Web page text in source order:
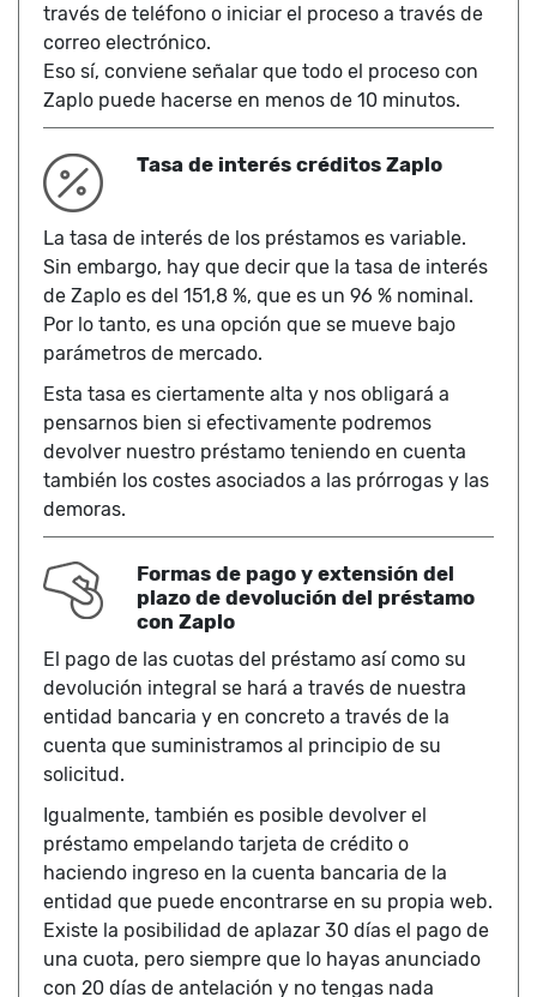
través de teléfono o iniciar el proceso a través de
correo electrónico.
Eso sí, conviene señalar que todo el proceso con
Zaplo puede hacerse en menos de 10 minutos.
Tasa de interés créditos Zaplo
La tasa de interés de los préstamos es variable.
Sin embargo, hay que decir que la tasa de interés
de Zaplo es del 151,8 %, que es un 96 % nominal.
Por lo tanto, es una opción que se mueve bajo
parámetros de mercado.
Esta tasa es ciertamente alta y nos obligará a
pensarnos bien si efectivamente podremos
devolver nuestro préstamo teniendo en cuenta
también los costes asociados a las prórrogas y las
demoras.
Formas de pago y extensión del
plazo de devolución del préstamo
con Zaplo
El pago de las cuotas del préstamo así como su
devolución integral se hará a través de nuestra
entidad bancaria y en concreto a través de la
cuenta que suministramos al principio de su
solicitud.
Igualmente, también es posible devolver el
préstamo empelando tarjeta de crédito o
haciendo ingreso en la cuenta bancaria de la
entidad que puede encontrarse en su propia web.
Existe la posibilidad de aplazar 30 días el pago de
una cuota, pero siempre que lo hayas anunciado
con 20 días de antelación y no tengas nada